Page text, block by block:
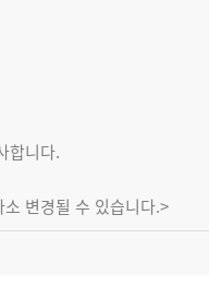
합니다.
변경될 수 있습니다.>